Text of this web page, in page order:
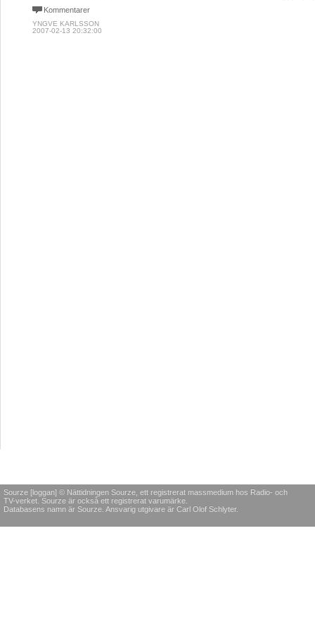
Kommentarer
YNGVE KARLSSON
2007-02-13 20:32:00
Sourze [loggan] © Nättidningen Sourze, ett registrerat massmedium hos Radio- och
TV-verket. Sourze är också ett registrerat varumärke.
Databasens namn är Sourze. Ansvarig utgivare är Carl Olof Schlyter.